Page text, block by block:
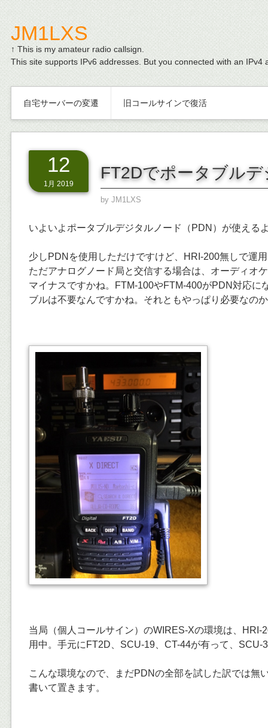
JM1LXS
↑ This is my amateur radio callsign.
This site supports IPv6 addresses. But you connected with an
自宅サーバーの変遷 旧コールサインで復活
12
1月 2019
FT2Dでポータブル
by JM1LXS
いよいよポータブルデジタルノード（PDN）が使える
少しPDNを使用しただけですけど、HRI-200無しで運
ただアナログノード局と交信する場合は、オーディオ
マイナスですかね。FTM-100やFTM-400がPDN対応に
ブルは不要なんですかね。それともやっぱり必要なの
当局（個人コールサイン）のWIRES-Xの環境は、HRI-
用中。手元にFT2D、SCU-19、CT-44が有って、SCU-
こんな環境なので、まだPDNの全部を試した訳では無
書いて置きます。